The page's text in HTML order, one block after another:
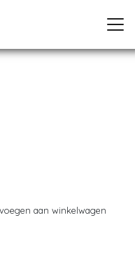
aan winkelwagen